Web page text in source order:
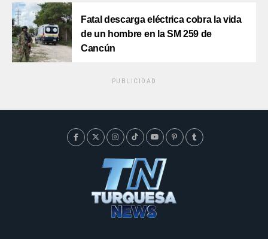
Fatal descarga eléctrica cobra la vida
de un hombre en la SM 259 de
Cancún
PUBLICIDAD